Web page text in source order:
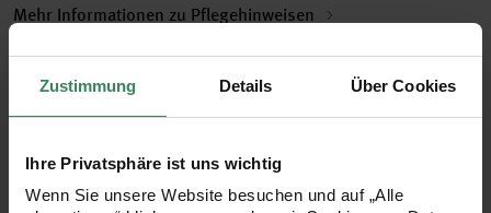
Zustimmung Details Über Cookies
Ihre Privatsphäre ist uns wichtig
Wenn Sie unsere Website besuchen und auf „Alle
Mehr Informationen zu Pflegehinweisen
Zertifizierung
Artikel-Nr.383364.005